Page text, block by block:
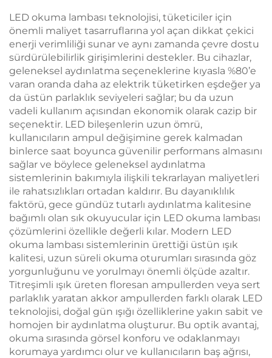
Işığı
Parlak Okuma Işığı
Siyah Gövde
LED okuma lambası teknolojisi, tüketiciler için
önemli maliyet tasarruflarına yol açan dikkat çekici
enerji verimliliği sunar ve aynı zamanda çevre dostu
sürdürülebilirlik girişimlerini destekler. Bu cihazlar,
geleneksel aydınlatma seçeneklerine kıyasla %80’e
varan oranda daha az elektrik tüketirken eşdeğer ya
da üstün parlaklık seviyeleri sağlar; bu da uzun
vadeli kullanım açısından ekonomik olarak cazip bir
seçenektir. LED bileşenlerin uzun ömrü,
kullanıcıların ampul değişimine gerek kalmadan
binlerce saat boyunca güvenilir performans almasını
sağlar ve böylece geleneksel aydınlatma
sistemlerinin bakımıyla ilişkili tekrarlayan maliyetleri
ile rahatsızlıkları ortadan kaldırır. Bu dayanıklılık
faktörü, gece gündüz tutarlı aydınlatma kalitesine
bağımlı olan sık okuyucular için LED okuma lambası
çözümlerini özellikle değerli kılar. Modern LED
okuma lambası sistemlerinin ürettiği üstün ışık
kalitesi, uzun süreli okuma oturumları sırasında göz
yorgunluğunu ve yorulmayı önemli ölçüde azaltır.
Titreşimli ışık üreten floresan ampullerden veya sert
parlaklık yaratan akkor ampullerden farklı olarak LED
teknolojisi, doğal gün ışığı özelliklerine yakın sabit ve
homojen bir aydınlatma oluşturur. Bu optik avantaj,
okuma sırasında görsel konforu ve odaklanmayı
korumaya yardımcı olur ve kullanıcıların baş ağrısı,